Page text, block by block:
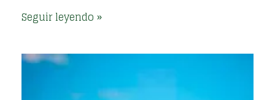
Seguir leyendo